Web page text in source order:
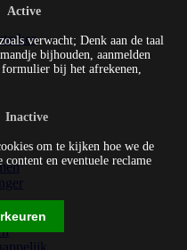
verwacht; Denk aan de taal
bijhouden, aanmelden
bij het afrekenen,
om te kijken hoe we de
content en eventuele reclame